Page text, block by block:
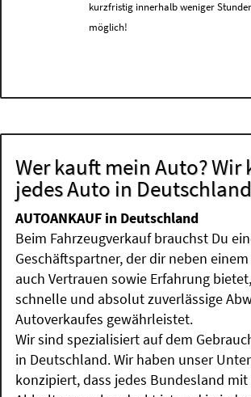
kurzfristig innerhalb weniger
möglich!
Wer kauft mein Auto? Wir
jedes Auto in
AUTOANKAUF in Deutschland
Beim Fahrzeugverkauf brauchst Du
Geschäftspartner, der dir neben
auch Vertrauen sowie Erfahrung
schnelle und absolut zuverlässige
Autoverkaufes gewährleistet.
Wir sind spezialisiert auf dem
in Deutschland. Wir haben unser
konzipiert, dass jedes Bundesland